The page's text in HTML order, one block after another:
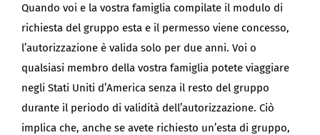
Quando voi e la vostra famiglia compilate il modulo di
richiesta del gruppo esta e il permesso viene concesso,
l’autorizzazione è valida solo per due anni. Voi o
qualsiasi membro della vostra famiglia potete viaggiare
negli Stati Uniti d’America senza il resto del gruppo
durante il periodo di validità dell’autorizzazione. Ciò
implica che, anche se avete richiesto un’esta di gruppo,